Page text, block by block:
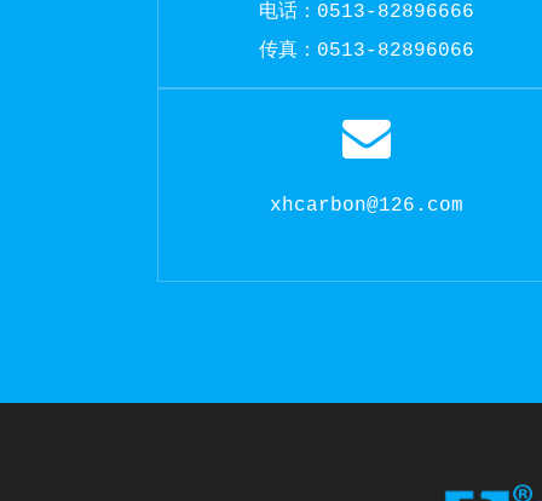
电话：0513-82896666
传真：0513-82896066
xhcarbon@126.com